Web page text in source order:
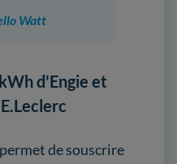
Watt
d'Engie et
de souscrire